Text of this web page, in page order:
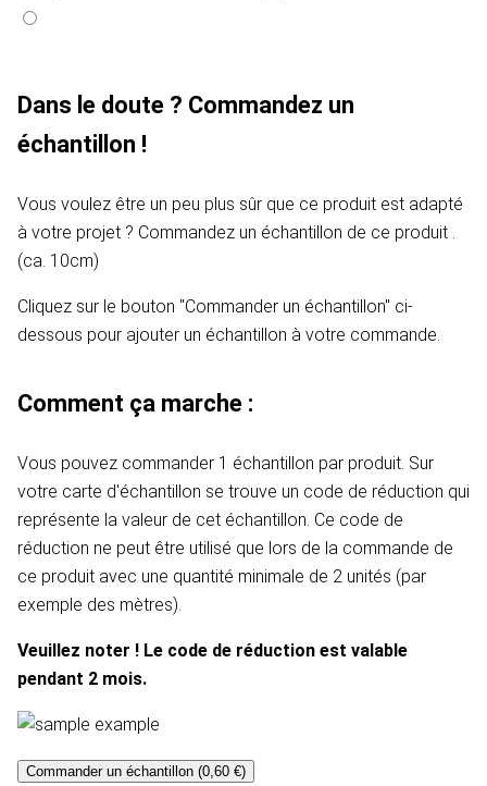
Dans le doute ? Commandez un
échantillon !
Vous voulez être un peu plus sûr que ce produit est adapté
à votre projet ? Commandez un échantillon de ce produit .
(ca. 10cm)
Cliquez sur le bouton "Commander un échantillon" ci-
dessous pour ajouter un échantillon à votre commande.
Comment ça marche :
Vous pouvez commander 1 échantillon par produit. Sur
votre carte d'échantillon se trouve un code de réduction qui
représente la valeur de cet échantillon. Ce code de
réduction ne peut être utilisé que lors de la commande de
ce produit avec une quantité minimale de 2 unités (par
exemple des mètres).
Veuillez noter ! Le code de réduction est valable
pendant 2 mois.
Commander un échantillon (0,60 €)